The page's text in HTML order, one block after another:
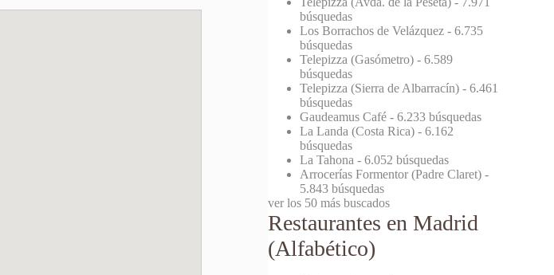
búsquedas
Los Borrachos de Velázquez - 6.735
búsquedas
Telepizza (Gasómetro) - 6.589
búsquedas
Telepizza (Sierra de Albarracín) - 6.461
búsquedas
Gaudeamus Café - 6.233 búsquedas
La Landa (Costa Rica) - 6.162
búsquedas
La Tahona - 6.052 búsquedas
Arrocerías Formentor (Padre Claret) -
5.843 búsquedas
ver los 50 más buscados
Restaurantes en Madrid
(Alfabético)